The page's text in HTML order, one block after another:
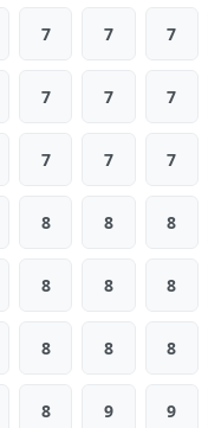
7 7 7
7 7 7
7 7 7
8 8 8
8 8 8
8 8 8
8 9 9